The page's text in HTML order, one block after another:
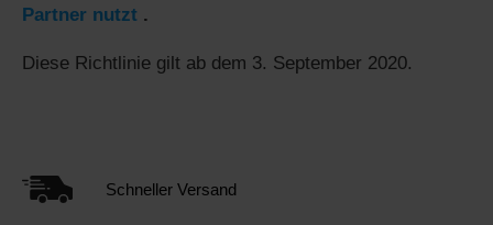
Partner nutzt .
Diese Richtlinie gilt ab dem 3. September 2020.
Schneller Versand